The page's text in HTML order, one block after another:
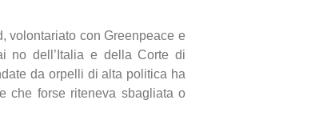
volontariato con Greenpeace e
no dell’Italia e della Corte di
da orpelli di alta politica ha
che forse riteneva sbagliata o